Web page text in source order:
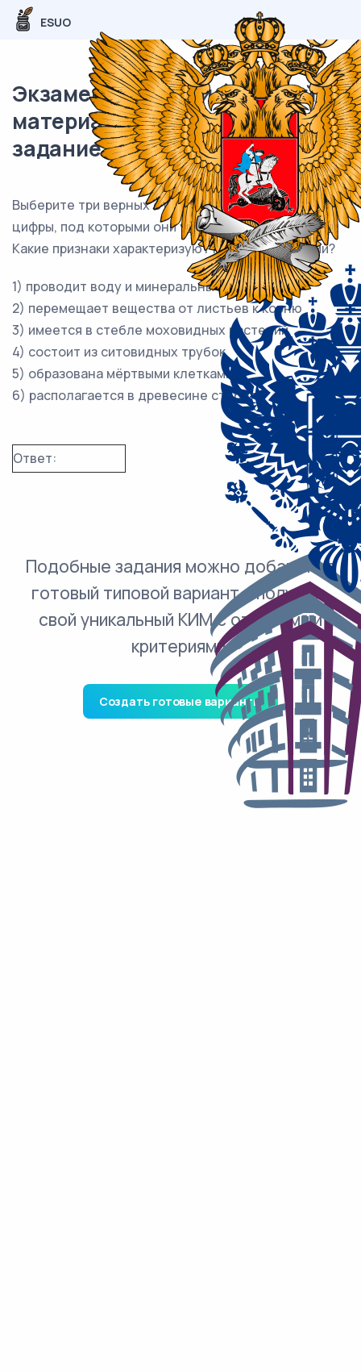
ESUO
Экзаменационный (типовой)
материал ЕГЭ / Биология / 11
задание (24) / 54
Выберите три верных ответа и запишите в таблицу
цифры, под которыми они указаны.
Какие признаки характеризуют ксилему растений?
1) проводит воду и минеральные вещества
2) перемещает вещества от листьев к корню
3) имеется в стебле моховидных растений
4) состоит из ситовидных трубок
5) образована мёртвыми клетками
6) располагается в древесине стебля
Ответ:
Подобные задания можно добавить в
готовый типовой вариант и получить
свой уникальный КИМ с ответами и
критериями.
Создать готовые варианты